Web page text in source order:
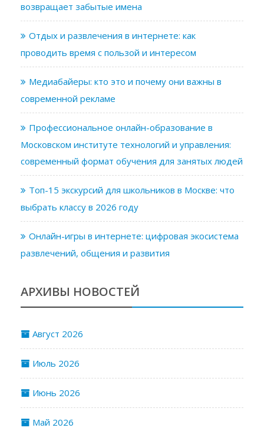
возвращает забытые имена
Отдых и развлечения в интернете: как
проводить время с пользой и интересом
Медиабайеры: кто это и почему они важны в
современной рекламе
Профессиональное онлайн-образование в
Московском институте технологий и управления:
современный формат обучения для занятых людей
Топ-15 экскурсий для школьников в Москве: что
выбрать классу в 2026 году
Онлайн-игры в интернете: цифровая экосистема
развлечений, общения и развития
АРХИВЫ НОВОСТЕЙ
Август 2026
Июль 2026
Июнь 2026
Май 2026